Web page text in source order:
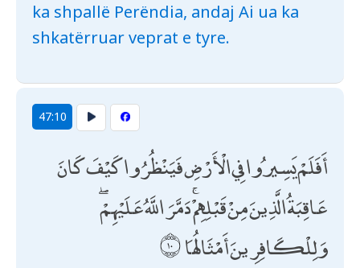
ka shpallë Perëndia, andaj Ai ua ka
shkatërruar veprat e tyre.
47:10
أَفَلَمْ يَسِيرُوا فِي الْأَرْضِ فَيَنْظُرُوا كَيْفَ كَانَ
عَاقِبَةُ الَّذِينَ مِنْ قَبْلِهِمْ ۚ دَمَّرَ اللَّهُ عَلَيْهِمْ ۖ
وَلِلْكَافِرِينَ أَمْثَالُهَا